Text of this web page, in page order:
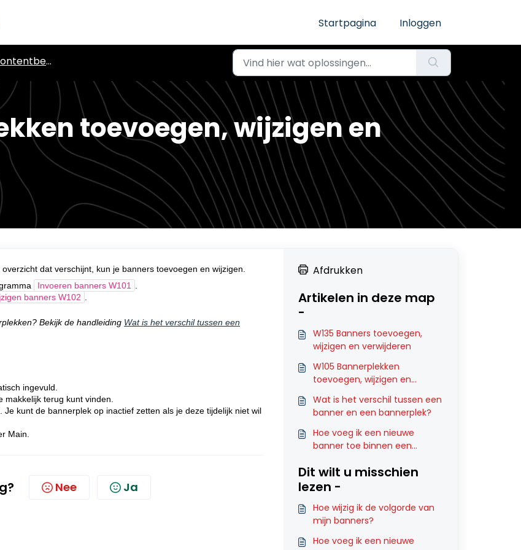
Startpagina Inloggen
Banners en Bannerplekken
toevoegen, wijzigen en
overzicht dat verschijnt, kun je banners toevoegen en wijzigen.
Invoeren banners W101
banners W102
Bekijk de handleiding Wat is het verschil tussen een
ingevuld.
terug kunt vinden.
kunt de bannerplek op inactief zetten als je deze tijdelijk niet wil
Main.
Nee Ja
Afdrukken
Artikelen in deze map
-
W135 Banners toevoegen,
wijzigen en verwijderen
W105 Bannerplekken
toevoegen, wijzigen en
Wat is het verschil tussen een
banner en een bannerplek?
Hoe voeg ik een nieuwe
banner toe binnen een
Dit wilt u misschien
lezen -
Hoe wijzig ik de volgorde van
mijn banners?
Hoe voeg ik een nieuwe